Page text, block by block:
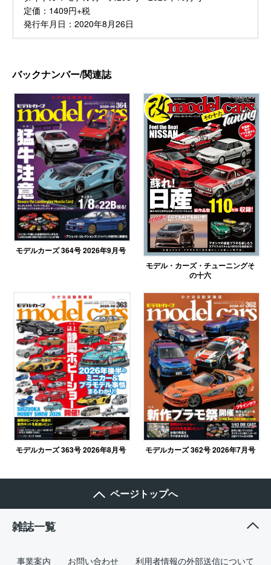
定価： 1409円+税
発行年月日： 2020年8月26日
バックナンバー/関連誌
モデルカーズ 364号 2026年9月号
モデル・カーズ・チューニングそ
の十六
モデルカーズ 363号 2026年8月号 モデルカーズ 362号 2026年7月号
ページトップへ
雑誌一覧
事業案内 お問い合わせ 利用者情報の外部送信について